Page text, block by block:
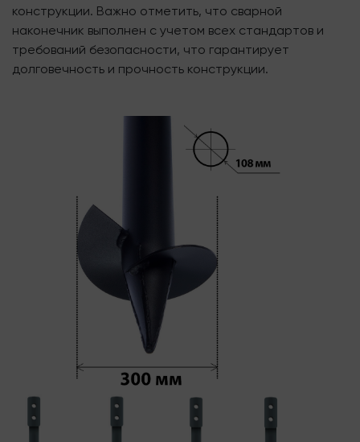
конструкции. Важно отметить, что сварной
наконечник выполнен с учетом всех стандартов и
требований безопасности, что гарантирует
долговечность и прочность конструкции.